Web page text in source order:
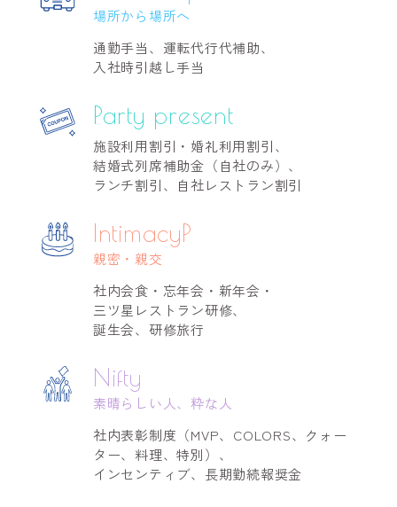
場所から場所へ
通勤手当、運転代行代補助、
入社時引越し手当
Party present
施設利用割引・婚礼利用割引、
結婚式列席補助金（自社のみ）、
ランチ割引、自社レストラン割引
IntimacyP
親密・親交
社内会食・忘年会・新年会・
三ツ星レストラン研修、
誕生会、研修旅行
Nifty
素晴らしい人、粋な人
社内表彰制度（MVP、COLORS、クォー
ター、料理、特別）、
インセンティブ、長期勤続報奨金